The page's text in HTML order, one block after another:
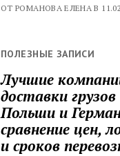
ОТ РОМАНОВА ЕЛЕНА В
ПОЛЕЗНЫЕ ЗАПИСИ
Лучшие
доставки грузов
Польши и
сравнение цен,
и сроков